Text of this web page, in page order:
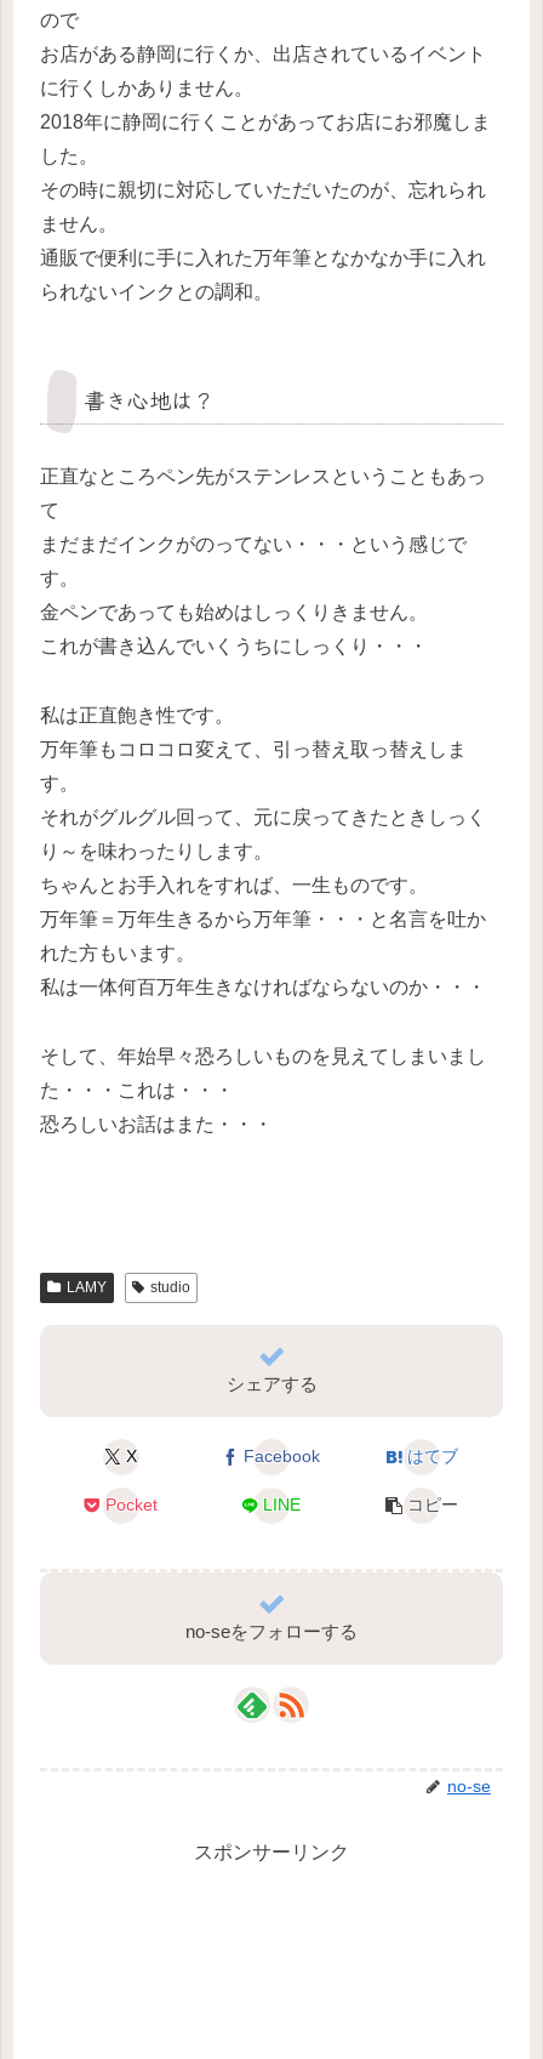
ので
お店がある静岡に行くか、出店されているイベント
に行くしかありません。
2018年に静岡に行くことがあってお店にお邪魔しま
した。
その時に親切に対応していただいたのが、忘れられ
ません。
通販で便利に手に入れた万年筆となかなか手に入れ
られないインクとの調和。
書き心地は？
正直なところペン先がステンレスということもあっ
て
まだまだインクがのってない・・・という感じで
す。
金ペンであっても始めはしっくりきません。
これが書き込んでいくうちにしっくり・・・
私は正直飽き性です。
万年筆もコロコロ変えて、引っ替え取っ替えしま
す。
それがグルグル回って、元に戻ってきたときしっく
り～を味わったりします。
ちゃんとお手入れをすれば、一生ものです。
万年筆＝万年生きるから万年筆・・・と名言を吐か
れた方もいます。
私は一体何百万年生きなければならないのか・・・
そして、年始早々恐ろしいものを見えてしまいまし
た・・・これは・・・
恐ろしいお話はまた・・・
LAMY studio
シェアする
X Facebook はてブ
Pocket LINE コピー
no-seをフォローする
no-se
スポンサーリンク